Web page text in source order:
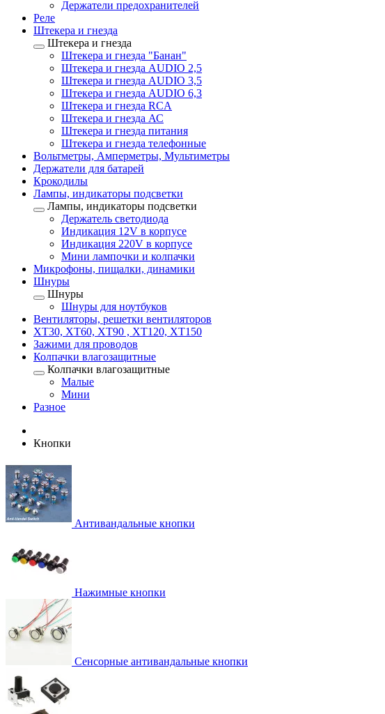
Держатели предохранителей
Реле
Штекера и гнезда
Штекера и гнезда
Штекера и гнезда "Банан"
Штекера и гнезда AUDIO 2,5
Штекера и гнезда AUDIO 3,5
Штекера и гнезда AUDIO 6,3
Штекера и гнезда RCA
Штекера и гнезда АС
Штекера и гнезда питания
Штекера и гнезда телефонные
Вольтметры, Амперметры, Мультиметры
Держатели для батарей
Крокодилы
Лампы, индикаторы подсветки
Лампы, индикаторы подсветки
Держатель светодиода
Индикация 12V в корпусе
Индикация 220V в корпусе
Мини лампочки и колпачки
Микрофоны, пищалки, динамики
Шнуры
Шнуры
Шнуры для ноутбуков
Вентиляторы, решетки вентиляторов
XT30, XT60, XT90 , XT120, XT150
Зажими для проводов
Колпачки влагозащитные
Колпачки влагозащитные
Малые
Мини
Разное
Кнопки
Антивандальные кнопки
Нажимные кнопки
Сенсорные антивандальные кнопки